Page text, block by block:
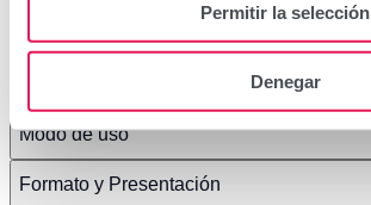
Permitir la selección
Denegar
Modo de uso
Formato y Presentación